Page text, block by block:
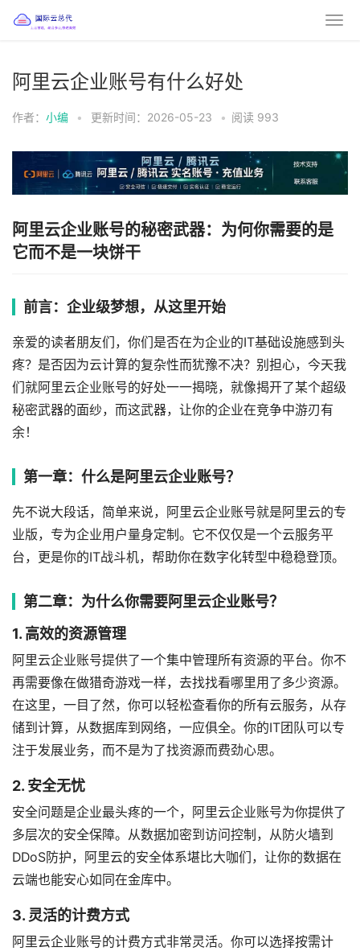
阿里云企业账号有什么好处
作者： 小编 • 更新时间：2026-05-23 • 阅读 993
阿里云企业账号的秘密武器：为何你需要的是
它而不是一块饼干
前言：企业级梦想，从这里开始
亲爱的读者朋友们，你们是否在为企业的IT基础设施感到头
疼？是否因为云计算的复杂性而犹豫不决？别担心，今天我
们就阿里云企业账号的好处一一揭晓，就像揭开了某个超级
秘密武器的面纱，而这武器，让你的企业在竞争中游刃有
余！
第一章：什么是阿里云企业账号？
先不说大段话，简单来说，阿里云企业账号就是阿里云的专
业版，专为企业用户量身定制。它不仅仅是一个云服务平
台，更是你的IT战斗机，帮助你在数字化转型中稳稳登顶。
第二章：为什么你需要阿里云企业账号？
1. 高效的资源管理
阿里云企业账号提供了一个集中管理所有资源的平台。你不
再需要像在做猎奇游戏一样，去找找看哪里用了多少资源。
在这里，一目了然，你可以轻松查看你的所有云服务，从存
储到计算，从数据库到网络，一应俱全。你的IT团队可以专
注于发展业务，而不是为了找资源而费劲心思。
2. 安全无忧
安全问题是企业最头疼的一个，阿里云企业账号为你提供了
多层次的安全保障。从数据加密到访问控制，从防火墙到
DDoS防护，阿里云的安全体系堪比大咖们，让你的数据在
云端也能安心如同在金库中。
3. 灵活的计费方式
阿里云企业账号的计费方式非常灵活。你可以选择按需计